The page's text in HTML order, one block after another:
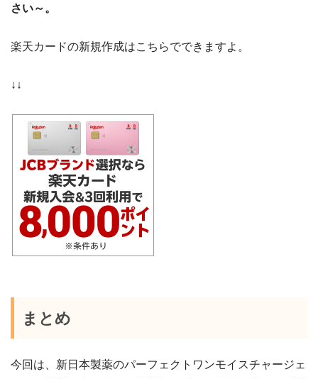
さい～。
楽天カードの新規作成はこちらでできますよ。
↓↓
まとめ
今回は、新日本製薬のパーフェクトワンモイスチャージェ